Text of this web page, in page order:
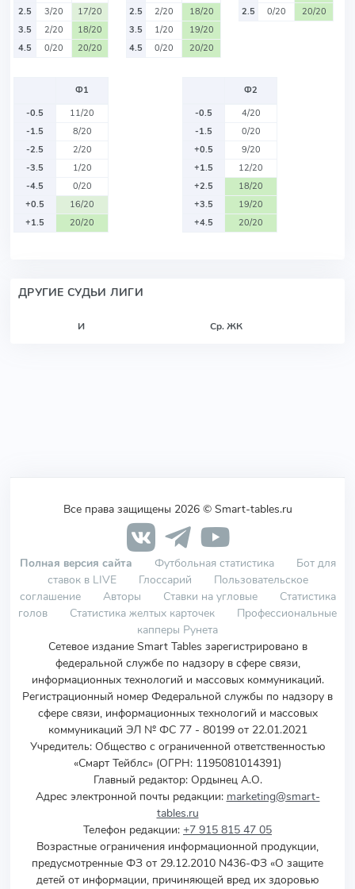
2.5
3/20
17/20
3.5
2/20
18/20
4.5
0/20 20/20
2.5
2/20
18/20
3.5
1/20
19/20
4.5
0/20 20/20
2.5
0/20 20/20
Ф1
-0.5
11/20
-1.5
8/20
-2.5
2/20
-3.5
1/20
-4.5
0/20
+0.5
16/20
+1.5
20/20
Ф2
-0.5
4/20
-1.5
0/20
+0.5
9/20
+1.5
12/20
+2.5
18/20
+3.5
19/20
+4.5
20/20
ДРУГИЕ СУДЬИ ЛИГИ
И Ср. ЖК
Все права защищены 2026 © Smart-tables.ru
Полная версия сайта Футбольная статистика
Бот для
ставок в LIVE
Глоссарий
Пользовательское
соглашение
Авторы Ставки на угловые
Статистика
голов
Статистика желтых карточек
Профессиональные
капперы Рунета
Сетевое издание Smart Tables зарегистрировано в
федеральной службе по надзору в сфере связи,
информационных технологий и массовых коммуникаций.
Регистрационный номер Федеральной службы по надзору в
сфере связи, информационных технологий и массовых
коммуникаций ЭЛ № ФС 77 - 80199 от 22.01.2021
Учредитель: Общество с ограниченной ответственностью
«Смарт Тейблс» (ОГРН: 1195081014391)
Главный редактор: Ордынец А.О.
Адрес электронной почты редакции: marketing@smart-
tables.ru
Телефон редакции: +7 915 815 47 05
Возрастные ограничения информационной продукции,
предусмотренные ФЗ от 29.12.2010 N436-ФЗ «О защите
детей от информации, причиняющей вред их здоровью